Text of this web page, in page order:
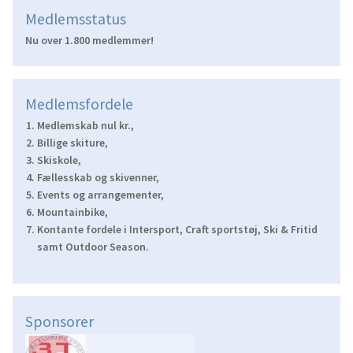
Medlemsstatus
Nu over 1.800 medlemmer!
Medlemsfordele
Medlemskab nul kr.,
Billige skiture,
Skiskole,
Fællesskab og skivenner,
Events og arrangementer,
Mountainbike,
Kontante fordele i Intersport, Craft sportstøj, Ski & Fritid
samt Outdoor Season.
Sponsorer